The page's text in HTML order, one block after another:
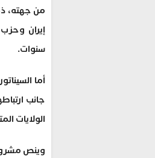
من جهته،
إيران
سنوات.
أما
جانب
الولايات
وينص